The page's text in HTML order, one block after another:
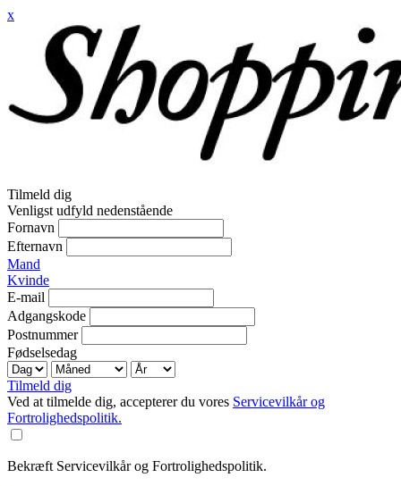
x
Tilmeld dig
Venligst udfyld nedenstående
Fornavn
Efternavn
Mand
Kvinde
E-mail
Adgangskode
Postnummer
Fødselsedag
Tilmeld dig
Ved at tilmelde dig, accepterer du vores Servicevilkår og
Fortrolighedspolitik.
Bekræft Servicevilkår og Fortrolighedspolitik.